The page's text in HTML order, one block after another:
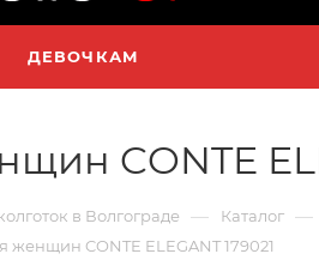
ДЕВОЧКАМ
CONTE
в Волгограде — Каталог —
женщин CONTE ELEGANT 179021